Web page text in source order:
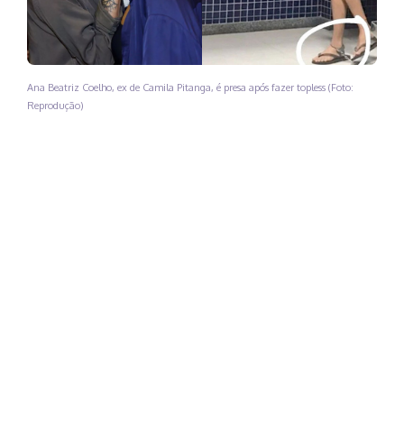
Ana Beatriz Coelho, ex de Camila Pitanga, é presa após fazer topless (Foto:
Reprodução)